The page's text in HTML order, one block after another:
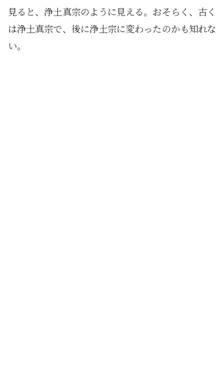
見ると、浄土真宗のように見える。おそらく、古く
は浄土真宗で、後に浄土宗に変わったのかも知れな
い。